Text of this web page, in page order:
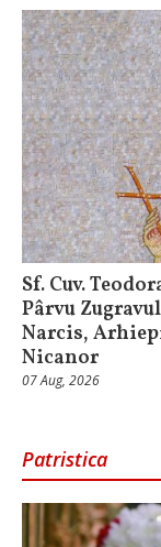
Sf. Cuv.
Pârvu
Narcis,
Nicanor
07 Aug, 2026
Patristica